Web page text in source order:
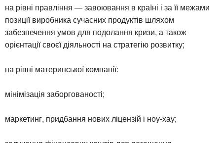
на рівні правління — завоювання в країні і за її межами
позиції виробника сучасних продуктів шляхом
забезпечення умов для подолання кризи, а також
орієнтації своєї діяльності на стратегію розвитку;
на рівні материнської компанії:
мінімізація заборгованості;
маркетинг, придбання нових ліцензій і ноу-хау;